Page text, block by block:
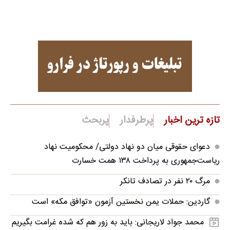
تازه ترین اخبار پرطرفدار پربحث
دعوای حقوقی میان دو نهاد دولتی/ محکومیت نهاد
ریاست‌جمهوری به پرداخت ۱۳۸ همت خسارت
مرگ ۲۰ نفر در تصادف تانکر
گاردین: حملات یمن نخستین آزمون «توافق مکه» است
محمد جواد لاریجانی: باید به زور هم که شده غرامت بگیریم